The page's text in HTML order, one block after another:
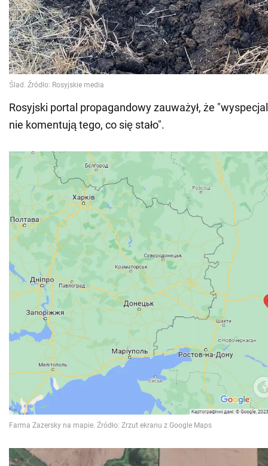
Rosyjski portal propagandowy zauważył, że
nie komentują tego, co się stało".